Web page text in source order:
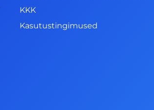
KKK
Kasutustingimused